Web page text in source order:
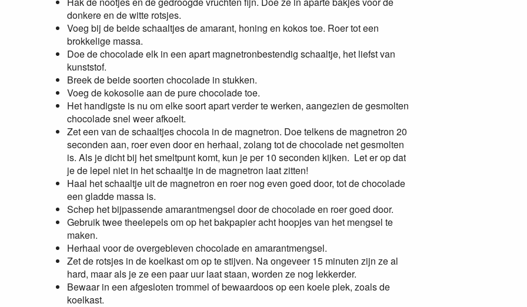
donkere en de witte rotsjes.
Voeg bij de beide schaaltjes de amarant, honing en kokos toe. Roer tot een
brokkelige massa.
Doe de chocolade elk in een apart magnetronbestendig schaaltje, het liefst van
kunststof.
Breek de beide soorten chocolade in stukken.
Voeg de kokosolie aan de pure chocolade toe.
Het handigste is nu om elke soort apart verder te werken, aangezien de gesmolten
chocolade snel weer afkoelt.
Zet een van de schaaltjes chocola in de magnetron. Doe telkens de magnetron 20
seconden aan, roer even door en herhaal, zolang tot de chocolade net gesmolten
is. Als je dicht bij het smeltpunt komt, kun je per 10 seconden kijken. Let er op dat
je de lepel niet in het schaaltje in de magnetron laat zitten!
Haal het schaaltje uit de magnetron en roer nog even goed door, tot de chocolade
een gladde massa is.
Schep het bijpassende amarantmengsel door de chocolade en roer goed door.
Gebruik twee theelepels om op het bakpapier acht hoopjes van het mengsel te
maken.
Herhaal voor de overgebleven chocolade en amarantmengsel.
Zet de rotsjes in de koelkast om op te stijven. Na ongeveer 15 minuten zijn ze al
hard, maar als je ze een paar uur laat staan, worden ze nog lekkerder.
Bewaar in een afgesloten trommel of bewaardoos op een koele plek, zoals de
koelkast.